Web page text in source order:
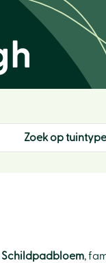
Zoek op tuintype
Schildpadbloem,